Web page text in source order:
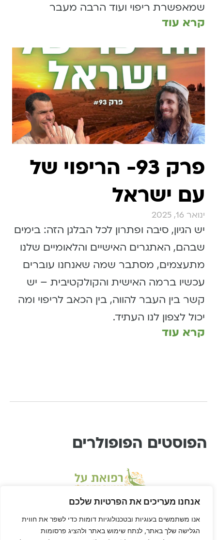
אנחנו מעריכים את הפרטיות שלכם
אנו משתמשים בעוגיות ובטכנולוגיות דומות כדי לשפר את חווית
הגלישה שלך באתר, לנתח שימוש באתר ולהציג פרסומות
שמאפשרת ריפוי ועוד הרבה מעבר
קרא עוד
פרק 93- הריפוי של
עם ישראל
ינואר 16, 2025
יש הגיון, סיבה ופתרון לכל הבלגן הזה: בימים
שבהם, האתגרים האישיים והלאומיים שלנו
מתעצמים, מסתבר שמה שאנחנו עוברים
עכשיו ברמה האישית והקולקטיבית – יש
קשר בין העבר להווה, בין הכאב לריפוי ומה
יכול לצפון לנו העתיד.
קרא עוד
הפוסטים הפופולרים